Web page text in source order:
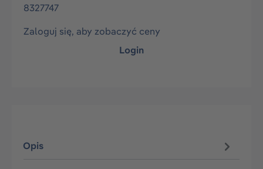
8327747
Zaloguj się, aby zobaczyć ceny
Login
Opis